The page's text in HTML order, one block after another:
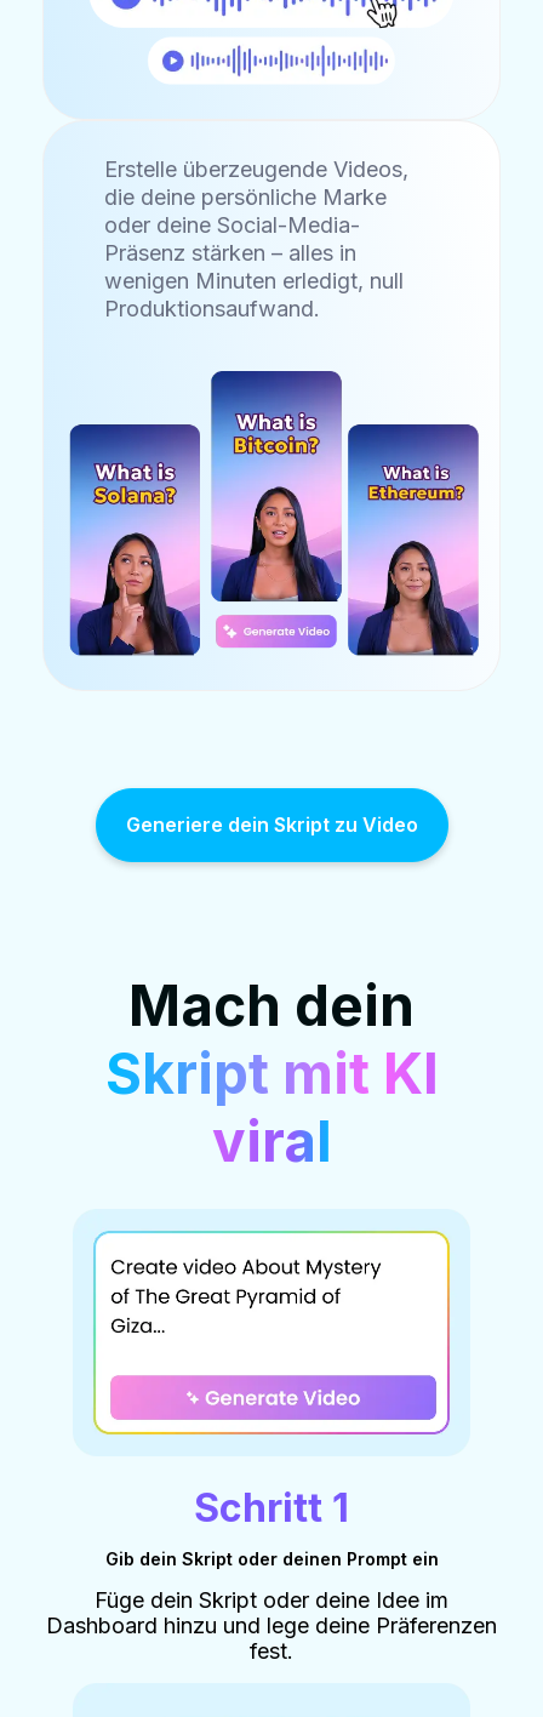
Erstelle überzeugende Videos,
die deine persönliche Marke
oder deine Social-Media-
Präsenz stärken – alles in
wenigen Minuten erledigt, null
Produktionsaufwand.
Generiere dein Skript zu Video
Mach dein
Skript mit KI
viral
Schritt 1
Gib dein Skript oder deinen Prompt ein
Füge dein Skript oder deine Idee im
Dashboard hinzu und lege deine Präferenzen
fest.